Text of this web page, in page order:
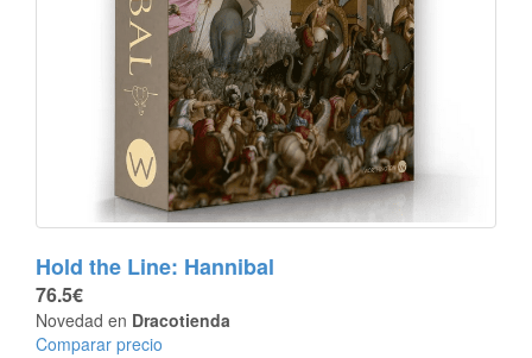
Hold the Line: Hannibal
76.5€
Novedad en Dracotienda
Comparar precio